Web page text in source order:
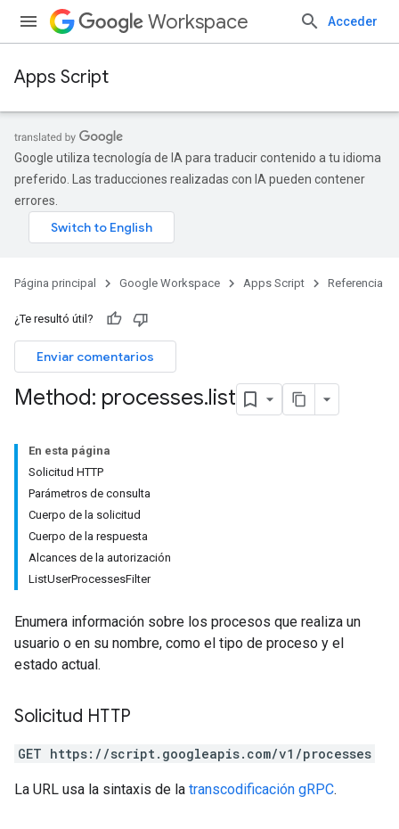
Workspace Acceder
Apps Script
Google utiliza tecnología de IA para traducir contenido a tu idioma
preferido. Las traducciones realizadas con IA pueden contener
errores.
Página principal Google Workspace Apps Script Referencia
¿Te resultó útil?
Enviar comentarios
Method: processes.list
En esta página
Solicitud HTTP
Parámetros de consulta
Cuerpo de la solicitud
Cuerpo de la respuesta
Alcances de la autorización
ListUserProcessesFilter
Enumera información sobre los procesos que realiza un
usuario o en su nombre, como el tipo de proceso y el
estado actual.
Solicitud HTTP
GET https://script.googleapis.com/v1/processes
La URL usa la sintaxis de la transcodificación gRPC.